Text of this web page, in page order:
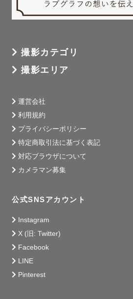
撮影カテゴリ
撮影エリア
運営会社
利用規約
プライバシーポリシー
特定商取引法に基づく表記
対応ブラウザについて
カメラマン募集
公式SNSアカウント
Instagram
X (旧: Twitter)
Facebook
LINE
Pinterest